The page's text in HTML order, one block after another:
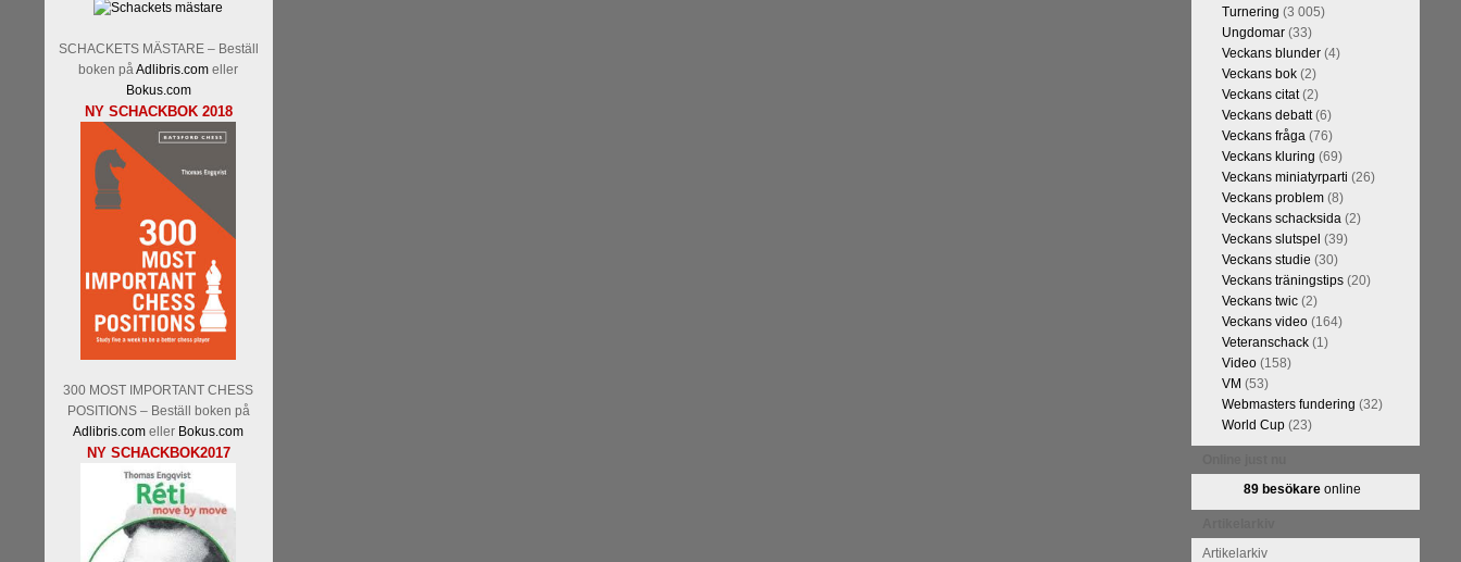
SCHACKETS MÄSTARE – Beställ
boken påAdlibris.com eller
Bokus.com
NY SCHACKBOK 2018
300 MOST IMPORTANT CHESS
POSITIONS – Beställ boken på
Adlibris.com eller Bokus.com
NY SCHACKBOK2017
Turnering (3 005)
Ungdomar(33)
Veckans blunder(4)
Veckans bok(2)
Veckans citat(2)
Veckans debatt(6)
Veckans fråga(76)
Veckans kluring (69)
Veckans miniatyrparti (26)
Veckans problem(8)
Veckans schacksida(2)
Veckans slutspel (39)
Veckans studie (30)
Veckans träningstips(20)
Veckans twic(2)
Veckans video(164)
Veteranschack(1)
Video(158)
VM (53)
Webmasters fundering (32)
World Cup(23)
89 besökareonline
Artikelarkiv